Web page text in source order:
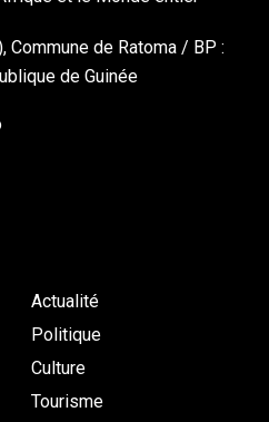
Commune de Ratoma / BP :
de Guinée
Actualité
Politique
Culture
Tourisme